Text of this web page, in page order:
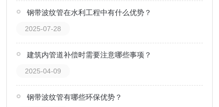
钢带波纹管在水利工程中有什么优势？
2025-07-28
建筑内管道补偿时需要注意哪些事项？
2025-04-09
钢带波纹管有哪些环保优势？